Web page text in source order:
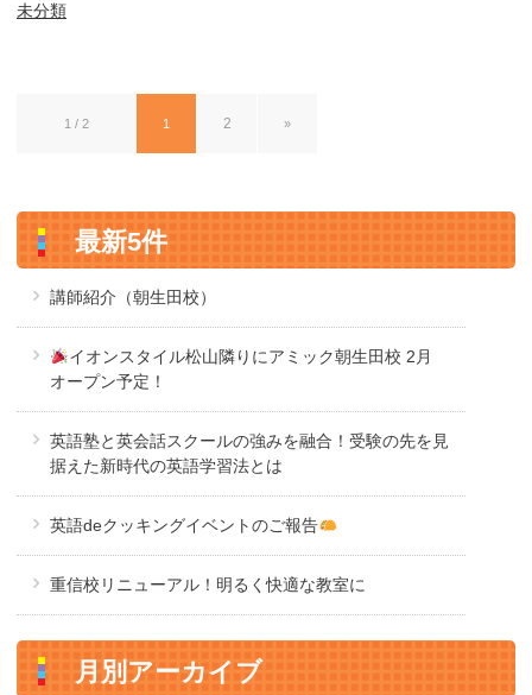
未分類
1 / 2 1 2 »
最新5件
講師紹介（朝生田校）
イオンスタイル松山隣りにアミック朝生田校 2月
オープン予定！
英語塾と英会話スクールの強みを融合！受験の先を見
据えた新時代の英語学習法とは
英語deクッキングイベントのご報告
重信校リニューアル！明るく快適な教室に
月別アーカイブ